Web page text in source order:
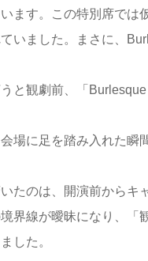
ます。この特別席では
いました。まさに、
と観劇前、「
場に足を踏み入れた瞬
たのは、開演前からキ
界線が曖昧になり、「
した。